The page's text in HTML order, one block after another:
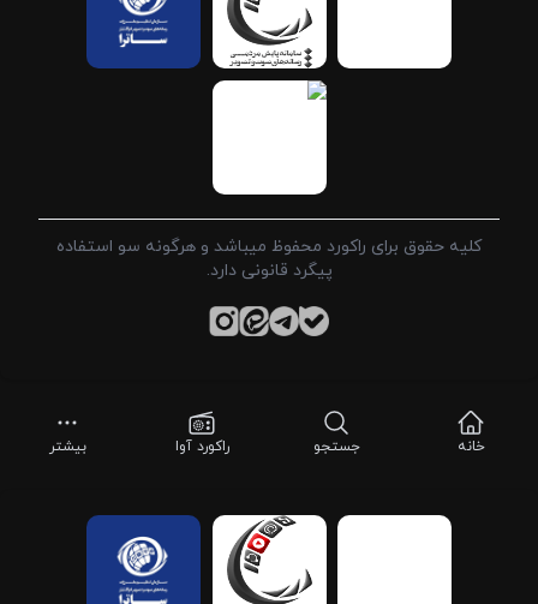
کلیه حقوق برای راکورد محفوظ میباشد و هرگونه سو استفاده
پیگرد قانونی دارد.
خانه جستجو راکورد آوا بیشتر